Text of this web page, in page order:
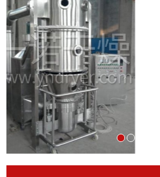
讯
我